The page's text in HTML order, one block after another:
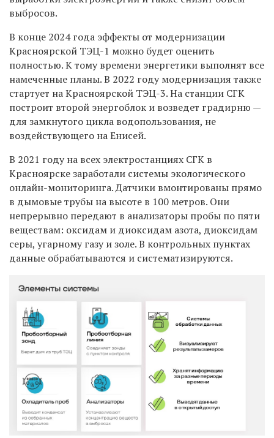
выбросов.
В конце 2024 года эффекты от модернизации
Красноярской ТЭЦ-1 можно будет оценить
полностью. К тому времени энергетики выполнят все
намеченные планы. В 2022 году модернизация также
стартует на Красноярской ТЭЦ-3. На станции СГК
построит второй энергоблок и возведет градирню —
для замкнутого цикла водопользования, не
воздействующего на Енисей.
В 2021 году на всех электростанциях СГК в
Красноярске заработали системы экологического
онлайн-мониторинга. Датчики вмонтированы прямо
в дымовые трубы на высоте в 100 метров. Они
непрерывно передают в анализаторы пробы по пяти
веществам: оксидам и диоксидам азота, диоксидам
серы, угарному газу и золе. В контрольных пунктах
данные обрабатываются и систематизируются.